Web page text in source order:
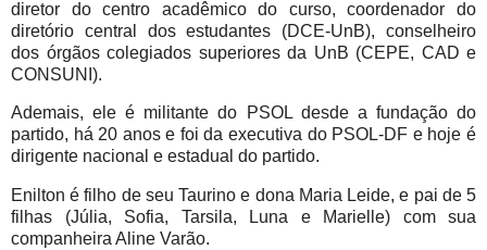
diretor do centro acadêmico do curso, coordenador do
diretório central dos estudantes (DCE-UnB), conselheiro
dos órgãos colegiados superiores da UnB (CEPE, CAD e
CONSUNI).
Ademais, ele é militante do PSOL desde a fundação do
partido, há 20 anos e foi da executiva do PSOL-DF e hoje é
dirigente nacional e estadual do partido.
Enilton é filho de seu Taurino e dona Maria Leide, e pai de 5
filhas (Júlia, Sofia, Tarsila, Luna e Marielle) com sua
companheira Aline Varão.